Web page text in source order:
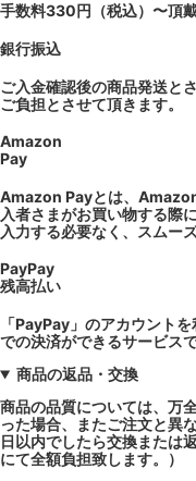
手数料330円（税込）〜頂戴
銀行振込
ご入金確認後の商品発送と
ご負担とさせて頂きます。
Amazon
Pay
Amazon Payとは、
入者さまがお買い物する際
入力する必要なく、スムー
PayPay
残高払い
「PayPay」のアカウント
での決済ができるサービスで
商品の返品・交換
商品の品質については、万
った場合、またご注文と異
日以内でしたら交換または
にて全額負担致します。）